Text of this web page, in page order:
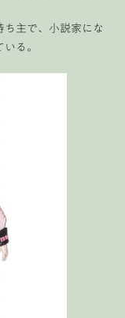
主で、小説家にな
る。